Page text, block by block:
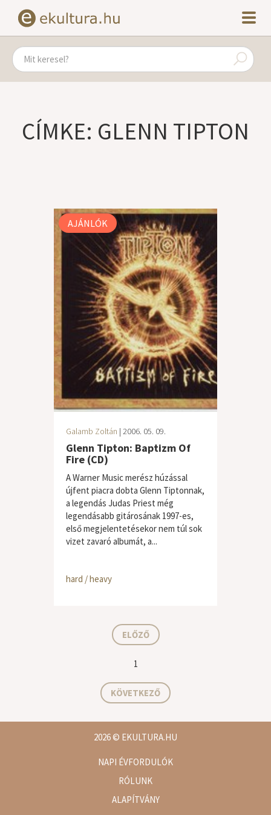
CÍMKE: GLENN TIPTON
AJÁNLÓK
Galamb Zoltán | 2006. 05. 09.
Glenn Tipton: Baptizm Of
Fire (CD)
A Warner Music merész húzással
újfent piacra dobta Glenn Tiptonnak,
a legendás Judas Priest még
legendásabb gitárosának 1997-es,
első megjelentetésekor nem túl sok
vizet zavaró albumát, a...
hard / heavy
ELŐZŐ
1
KÖVETKEZŐ
2026© EKULTURA.HU
NAPI ÉVFORDULÓK
RÓLUNK
ALAPÍTVÁNY